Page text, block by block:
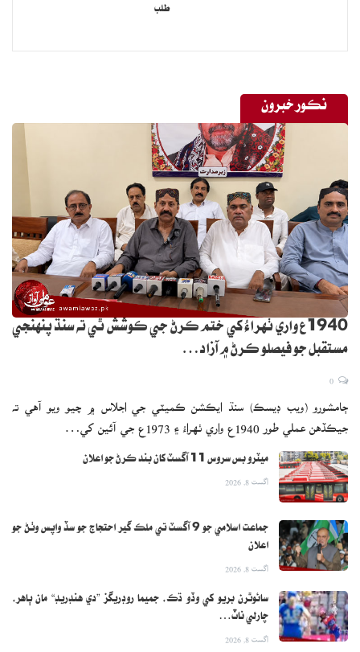
طلب
نڪور خبرون
1940ع واري ٺهراءُ کي ختم ڪرڻ جي ڪوشش ٿي ته سنڌ پنهنجي
مستقبل جو فيصلو ڪرڻ ۾ آزاد…
ڄامشورو (ويب ڊيسڪ) سنڌ ايڪشن ڪميٽي جي اجلاس ۾ چيو ويو آهي ته
جيڪڏهن عملي طور 1940ع واري ٺهراءُ ۽ 1973ع جي آئين کي…
ميٽرو بس سروس 11 آگسٽ کان بند ڪرڻ جو اعلان
اگست 8, 2026
جماعت اسلامي جو 9 آگسٽ تي ملڪ گير احتجاج جو سڏ واپس وٺڻ جو
اعلان
اگست 8, 2026
سائوٿرن بريو کي وڏو ڌڪ، جميما روڊريگز ”دي هنڊريڊ“ مان ٻاهر،
چارلي ناٽ…
اگست 8, 2026